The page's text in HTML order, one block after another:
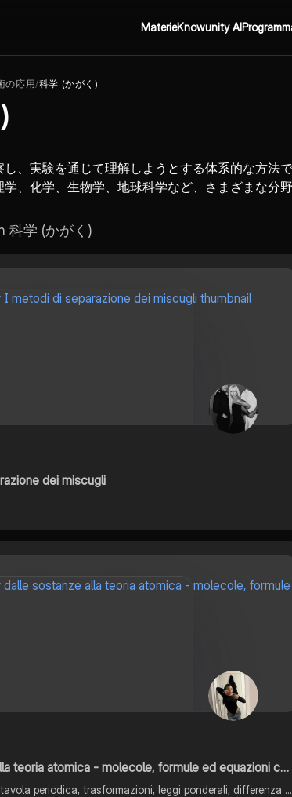
MaterieKnowunity AI
の応用/科学 (かがく)
、実験を通じて理解しようとする体系的な方
、化学、生物学、地球科学など、さまざまな分野
科学 (かがく)
dei miscugli
teoria atomica - molecole, formule ed equazioni chimiche
sostanze semplici/composte, tavola periodica, trasformazioni, leggi ponderali, differenza tra composti e miscele, molecole elementari/composte, composti ionici, unità formula, formula minima/molecolare, bilanciamento schema direazione